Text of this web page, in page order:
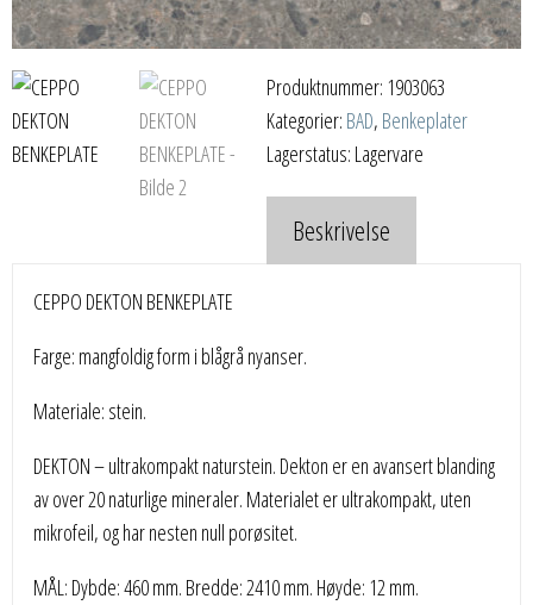
Produktnummer: 1903063
Kategorier: BAD, Benkeplater
Lagerstatus: Lagervare
Beskrivelse
CEPPO DEKTON BENKEPLATE
Farge: mangfoldig form i blågrå nyanser.
Materiale: stein.
DEKTON – ultrakompakt naturstein. Dekton er en avansert blanding
av over 20 naturlige mineraler. Materialet er ultrakompakt, uten
mikrofeil, og har nesten null porøsitet.
MÅL: Dybde: 460 mm. Bredde: 2410 mm. Høyde: 12 mm.